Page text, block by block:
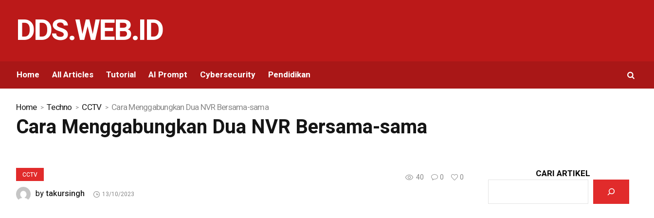
DDS.WEB.ID
Home All Articles Tutorial AI Prompt Cybersecurity Pendidikan
Home Techno CCTV Cara Menggabungkan Dua NVR Bersama-sama
Cara Menggabungkan Dua NVR Bersama-sama
CCTV 40 0 0
bytakursingh 13/10/2023
CARI ARTIKEL